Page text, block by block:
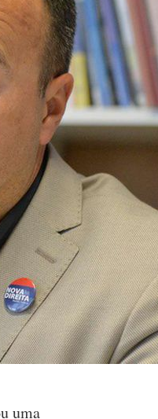
uma